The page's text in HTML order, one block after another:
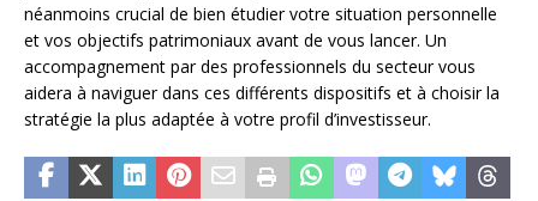
néanmoins crucial de bien étudier votre situation personnelle
et vos objectifs patrimoniaux avant de vous lancer. Un
accompagnement par des professionnels du secteur vous
aidera à naviguer dans ces différents dispositifs et à choisir la
stratégie la plus adaptée à votre profil d’investisseur.